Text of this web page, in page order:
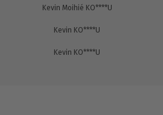
Kevin Moihié KO****U
Kevin KO****U
Kevin KO****U